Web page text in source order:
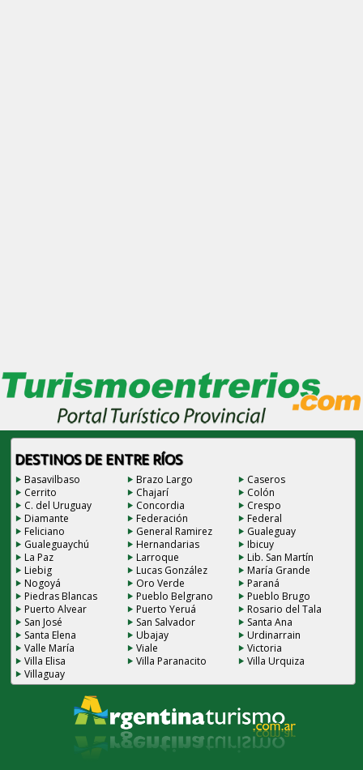
DESTINOS DE ENTRE RÍOS
Basavilbaso Brazo Largo
Caseros
Cerrito
Chajarí
Colón
C. del Uruguay
Concordia
Crespo
Diamante
Federación
Federal
Feliciano
General Ramirez
Gualeguay
Gualeguaychú
Hernandarias
Ibicuy
La Paz
Larroque
Lib. San Martín
Liebig
Lucas González
María Grande
Nogoyá
Oro Verde
Paraná
Piedras Blancas
Pueblo Belgrano
Pueblo Brugo
Puerto Alvear
Puerto Yeruá
Rosario del Tala
San José
San Salvador
Santa Ana
Santa Elena
Ubajay
Urdinarrain
Valle María
Viale
Victoria
Villa Elisa
Villa Paranacito
Villa Urquiza
Villaguay